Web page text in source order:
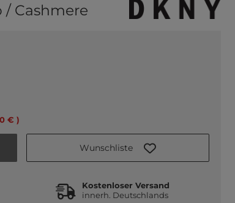
/ Cashmere
€ )
Wunschliste
Kostenloser Versand
innerh. Deutschlands